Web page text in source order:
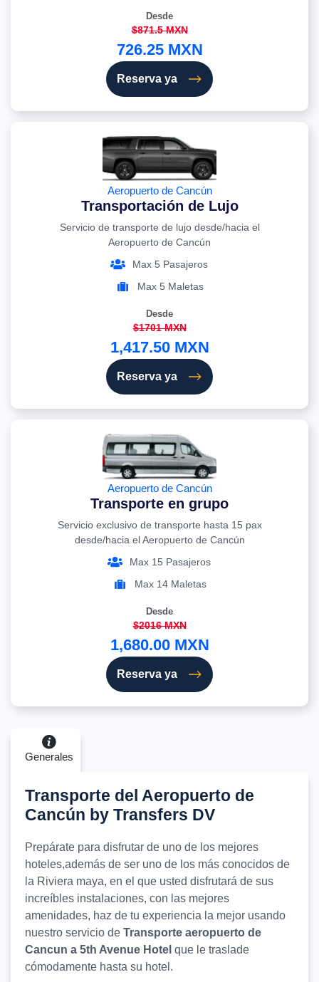
Desde
$871.5 MXN
726.25 MXN
Reserva ya
Aeropuerto de Cancún
Transportación de Lujo
Servicio de transporte de lujo desde/hacia el
Aeropuerto de Cancún
Max 5 Pasajeros
Max 5 Maletas
Desde
$1701 MXN
1,417.50 MXN
Reserva ya
Aeropuerto de Cancún
Transporte en grupo
Servicio exclusivo de transporte hasta 15 pax
desde/hacia el Aeropuerto de Cancún
Max 15 Pasajeros
Max 14 Maletas
Desde
$2016 MXN
1,680.00 MXN
Reserva ya
Generales
Transporte del Aeropuerto de
Cancún by Transfers DV
Prepárate para disfrutar de uno de los mejores
hoteles,además de ser uno de los más conocidos de
la Riviera maya, en el que usted disfrutará de sus
increíbles instalaciones, con las mejores
amenidades, haz de tu experiencia la mejor usando
nuestro servicio de Transporte aeropuerto de
Cancun a 5th Avenue Hotel que le traslade
cómodamente hasta su hotel.